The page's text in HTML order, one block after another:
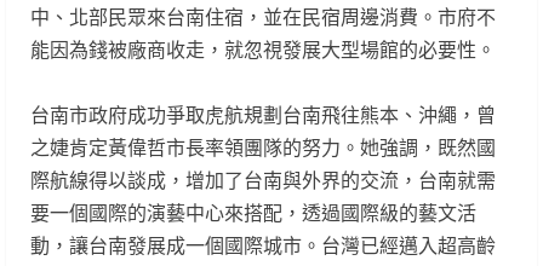
中、北部民眾來台南住宿，並在民宿周邊消費。市府不
能因為錢被廠商收走，就忽視發展大型場館的必要性。
台南市政府成功爭取虎航規劃台南飛往熊本、沖繩，曾
之婕肯定黃偉哲市長率領團隊的努力。她強調，既然國
際航線得以談成，增加了台南與外界的交流，台南就需
要一個國際的演藝中心來搭配，透過國際級的藝文活
動，讓台南發展成一個國際城市。台灣已經邁入超高齡